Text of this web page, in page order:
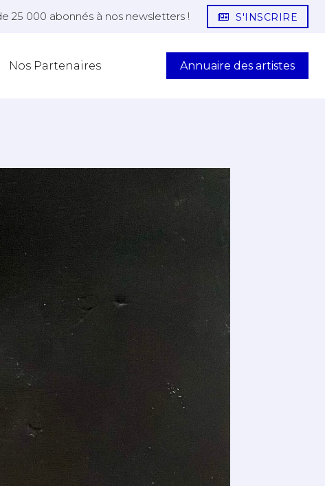
25 000 abonnés à nos newsletters ! S'INSCRIRE
Nos Partenaires Annuaire des artistes